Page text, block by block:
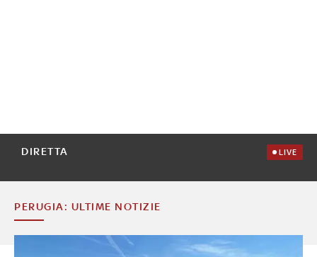
DIRETTA LIVE
PERUGIA: ULTIME NOTIZIE